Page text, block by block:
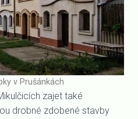
v Prušánkách
zajet také
drobné zdobené stavby